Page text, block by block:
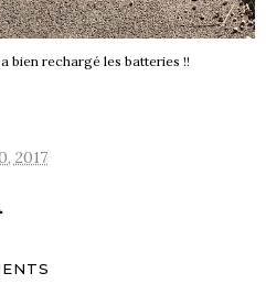
bien rechargé les batteries !!
2017